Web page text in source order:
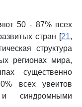
50 - 87% всех
стран [21,
структура
регионах мира,
существенно
всех увеитов
синдромными